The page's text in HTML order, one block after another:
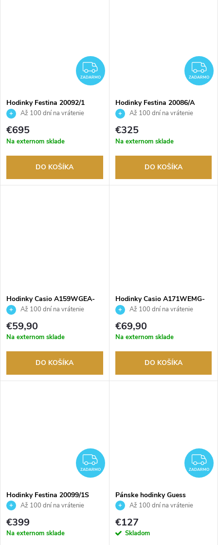
ZADARMO
ZADARMO
Hodinky Festina 20092/1
Až 100 dní na vrátenie
tovaru. Autorizovaný predajca.
€695
Na externom sklade
DO KOŠÍKA
ZADARMO
Hodinky Festina 20086/A
Až 100 dní na vrátenie
tovaru. Autorizovaný predajca.
€325
Na externom sklade
DO KOŠÍKA
Hodinky Casio A159WGEA-
1EF Až 100 dní na vrátenie
tovaru. Autorizovaný predajca.
€59,90
Na externom sklade
DO KOŠÍKA
Hodinky Casio A171WEMG-
9AEFAž 100 dní na vrátenie
tovaru. Autorizovaný predajca.
€69,90
Na externom sklade
DO KOŠÍKA
ZADARMO
ZADARMO
Hodinky Festina 20099/1S
Až 100 dní na vrátenie
tovaru. Autorizovaný predajca.
€399
Na externom sklade
ZADARMO
Pánske hodinky Guess
GW1070G2
Až 100 dní na vrátenie
tovaru. Autorizovaný predajca.
€127
Skladom